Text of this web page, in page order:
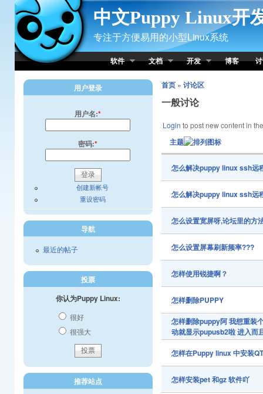
Skip to Content
中文Puppy Linux开
专注于方便易用的小型Linux系统
软件 文档 开发 博客
首页» 讨论区
一般讨论
Login to post new content in
主题
怎么解决puppy linux ssh远
怎么解决puppy linux ssh远
怎么设置宽屏呀,论坛里的方
怎么设置屏幕刷新频率???
怎样使用锐捷啊？
怎样删除PUPPY
怎样删除puppy阿 我想重装
动就显示pupusb2啦 进入而
怎样在Puppy linux 中安装
怎样安装pet 和gz 软件吖
用户登录
用户名:*
密码:*
创建新帐号
重设密码
导航
最近的帖子
投票
你认为Puppy Linux:
很好
很强大
推荐站点